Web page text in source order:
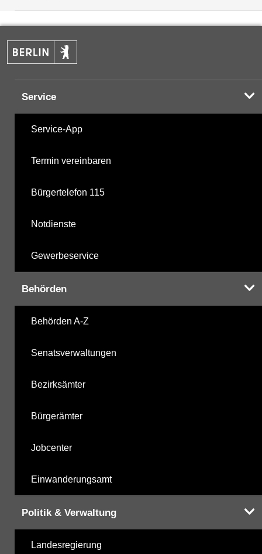
−
Service
Service-App
Termin vereinbaren
Bürgertelefon 115
Notdienste
Gewerbeservice
Behörden
Behörden A-Z
Senatsverwaltungen
Bezirksämter
Bürgerämter
Jobcenter
Einwanderungsamt
Politik & Verwaltung
Landesregierung